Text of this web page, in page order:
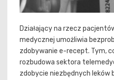
Działający na rzecz
medycznej umożliwia
zdobywanie e-recept. Tym,
rozbudowa sektora
zdobycie niezbędnych